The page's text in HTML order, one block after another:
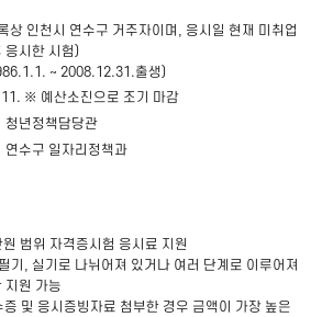
상 인천시 연수구 거주자이며, 응시일 현재 미취업
시한 시험)
~ 2008.12.31.출생)
※ 예산소진으로 조기 마감
청년정책담당관
연수구 일자리정책과
범위 자격증시험 응시료 지원
기, 실기로 나뉘어져 있거나 여러 단계로 이루어져
지원 가능
및 응시증빙자료 첨부한 경우 금액이 가장 높은